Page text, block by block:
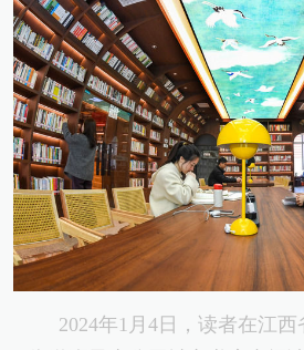
2024年1月4日，读者在江